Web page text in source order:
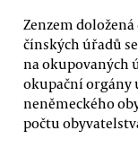
Zenzem
čínských úřadů
na okupovaných
okupační orgány
neněmeckého
počtu